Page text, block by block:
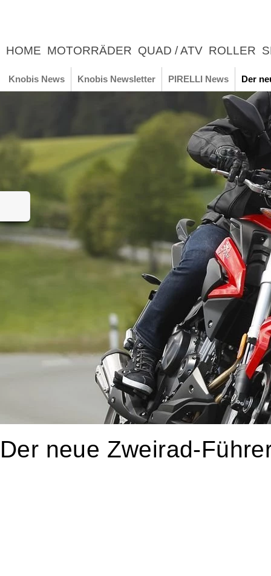
HOME MOTORRÄDER QUAD / ATV ROLLER
UNTERNEHMEN
ERLEBNIS
Knobis News Knobis Newsletter PIRELLI News Der
Der neue Zweirad-